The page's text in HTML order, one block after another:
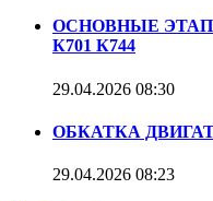
ОСНОВНЫЕ
К701 К744
29.04.2026 08:30
ОБКАТКА
29.04.2026 08:23